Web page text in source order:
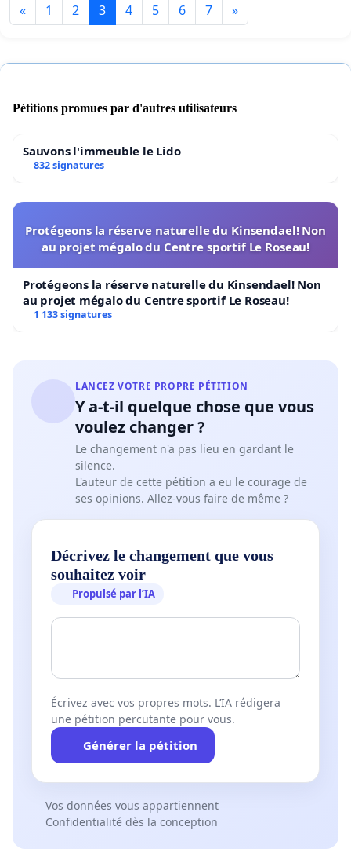
« 1 2 3 4 5 6 7 »
Pétitions promues par d'autres utilisateurs
Sauvons l'immeuble le Lido
832 signatures
Protégeons la réserve naturelle du Kinsendael! Non
au projet mégalo du Centre sportif Le Roseau!
Protégeons la réserve naturelle du Kinsendael! Non
au projet mégalo du Centre sportif Le Roseau!
1 133 signatures
LANCEZ VOTRE PROPRE PÉTITION
Y a-t-il quelque chose que vous
voulez changer ?
Le changement n'a pas lieu en gardant le
silence.
L'auteur de cette pétition a eu le courage de
ses opinions. Allez-vous faire de même ?
Décrivez le changement que vous
souhaitez voir
Propulsé par l’IA
Écrivez avec vos propres mots. L’IA rédigera
une pétition percutante pour vous.
Générer la pétition
Vos données vous appartiennent
Confidentialité dès la conception